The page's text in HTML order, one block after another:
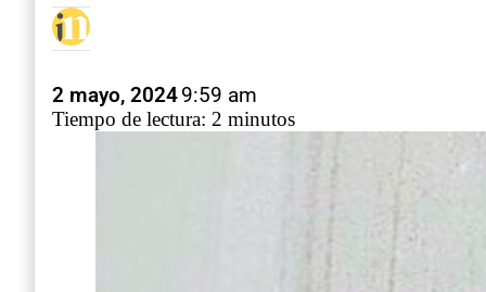
2 mayo, 20249:59 am
Tiempo de lectura: 2 minutos